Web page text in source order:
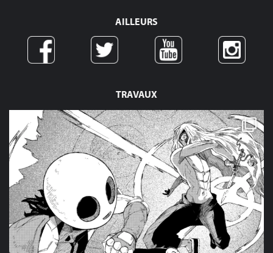
TRAVAUX
AILLEURS